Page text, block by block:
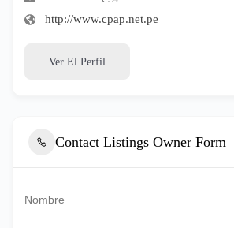
http://www.cpap.net.pe
Ver El Perfil
Contact Listings Owner Form